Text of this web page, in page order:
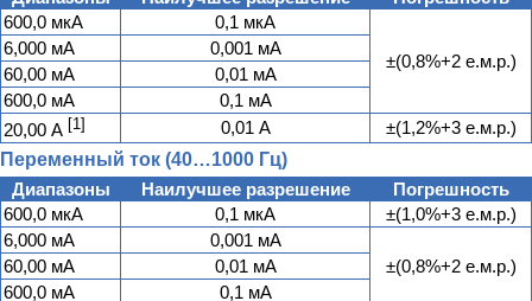
600,0 мкА
0,1 мкА
±(0,8%+2 е.м.р.)
6,000 мА
0,001 мА
60,00 мА
0,01 мА
600,0 мА
0,1 мА
20,00 А [1] 0,01 А
±(1,2%+3 е.м.р.)
Переменный ток (40…1000 Гц)
Диапазоны
Наилучшее разрешение
Погрешность
600,0 мкА
0,1 мкА
±(1,0%+3 е.м.р.)
6,000 мА
0,001 мА
±(0,8%+2 е.м.р.)
60,00 мА
0,01 мА
600,0 мА
0,1 мА